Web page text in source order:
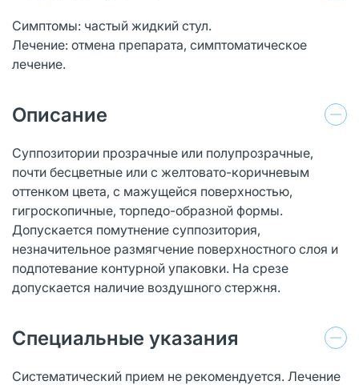
Симптомы: частый жидкий стул.
Лечение: отмена препарата, симптоматическое
лечение.
Описание
Суппозитории прозрачные или полупрозрачные,
почти бесцветные или с желтовато-коричневым
оттенком цвета, с мажущейся поверхностью,
гигроскопичные, торпедо-образной формы.
Допускается помутнение суппозитория,
незначительное размягчение поверхностного слоя и
подпотевание контурной упаковки. На срезе
допускается наличие воздушного стержня.
Специальные указания
Систематический прием не рекомендуется. Лечение